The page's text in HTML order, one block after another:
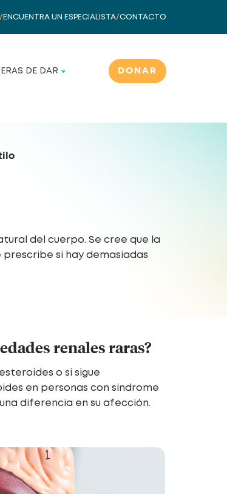
/ ENCUENTRA UN ESPECIALISTA/CONTACTO
DE DAR DONAR
del cuerpo. Se cree que la
si hay demasiadas
renales raras?
o si sigue
en personas con síndrome
diferencia en su afección.